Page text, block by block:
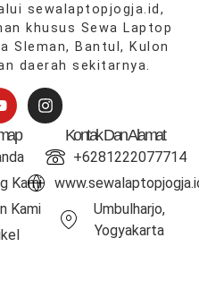
sewalaptopjogja.id ,
khusus Sewa Laptop
Sleman, Bantul , Kulon
daerah sekitarnya.
Kami
Kami
Kontak Dan Alamat
+6281222077714
Umbulharjo,
Yogyakarta